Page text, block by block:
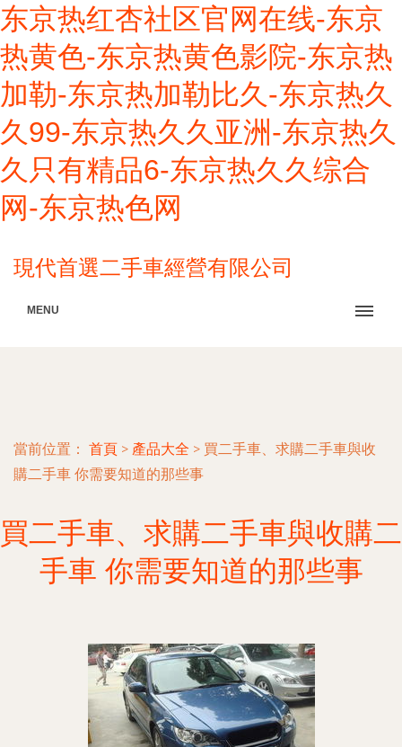
东京热红杏社区官网在线-东京
热黄色-东京热黄色影院-东京热
加勒-东京热加勒比久-东京热久
久99-东京热久久亚洲-东京热久
久只有精品6-东京热久久综合
网-东京热色网
現代首選二手車經營有限公司
MENU
當前位置： 首頁 > 產品大全 > 買二手車、求購二手車與收
購二手車 你需要知道的那些事
買二手車、求購二手車與收購二
手車 你需要知道的那些事